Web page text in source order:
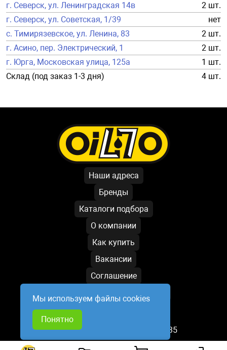
г. Северск, ул. Ленинградская 14в
2 шт.
г. Северск, ул. Советская, 1/39
нет
с. Тимирязевское, ул. Ленина, 83
2 шт.
г. Асино, пер. Электрический, 1
2 шт.
г. Юрга, Московская улица, 125а
1 шт.
Склад (под заказ 1-3 дня)
4 шт.
Наши адреса
Бренды
Каталоги подбора
О компании
Как купить
Вакансии
Соглашение
Условия обработки данных
Написать директору
База обновлена: 08.08.2026 10:35
Мы используем файлы cookies
Понятно